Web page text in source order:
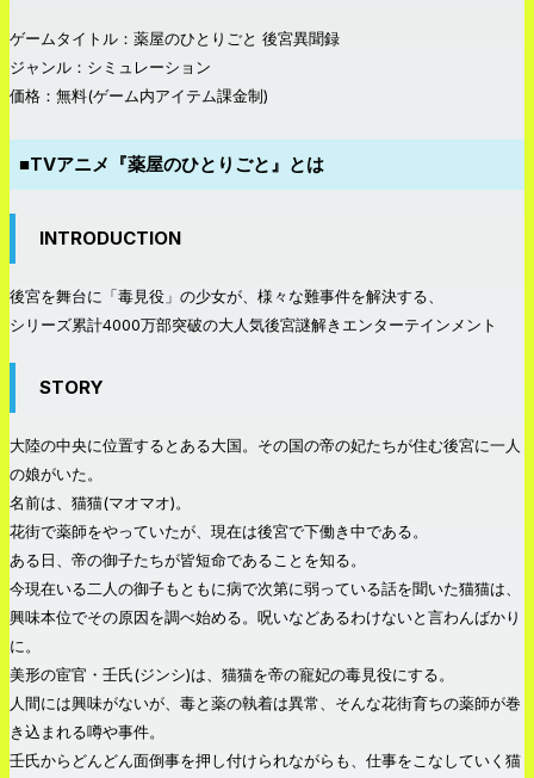
ゲームタイトル：薬屋のひとりごと 後宮異聞録
ジャンル：シミュレーション
価格：無料(ゲーム内アイテム課金制)
■TVアニメ『薬屋のひとりごと』とは
INTRODUCTION
後宮を舞台に「毒見役」の少女が、様々な難事件を解決する、
シリーズ累計4000万部突破の大人気後宮謎解きエンターテインメント
STORY
大陸の中央に位置するとある大国。その国の帝の妃たちが住む後宮に一人
の娘がいた。
名前は、猫猫(マオマオ)。
花街で薬師をやっていたが、現在は後宮で下働き中である。
ある日、帝の御子たちが皆短命であることを知る。
今現在いる二人の御子もともに病で次第に弱っている話を聞いた猫猫は、
興味本位でその原因を調べ始める。呪いなどあるわけないと言わんばかり
に。
美形の宦官・壬氏(ジンシ)は、猫猫を帝の寵妃の毒見役にする。
人間には興味がないが、毒と薬の執着は異常、そんな花街育ちの薬師が巻
き込まれる噂や事件。
壬氏からどんどん面倒事を押し付けられながらも、仕事をこなしていく猫